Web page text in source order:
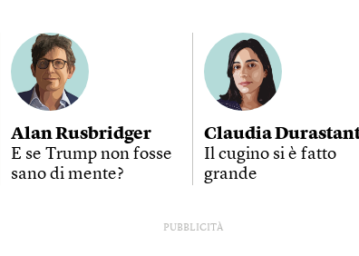
Alan Rusbridger
E se Trump non fosse
sano di mente?
Claudia
Il cugino si è fatto
grande
PUBBLICITÀ